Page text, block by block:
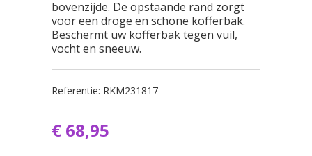
bovenzijde. De opstaande rand zorgt
voor een droge en schone kofferbak.
Beschermt uw kofferbak tegen vuil,
vocht en sneeuw.
Referentie: RKM231817
€ 68,95